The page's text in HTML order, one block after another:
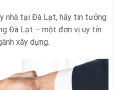
nhà tại Đà Lạt, hãy tin tưởng
Đà Lạt – một đơn vị uy tín
xây dựng.